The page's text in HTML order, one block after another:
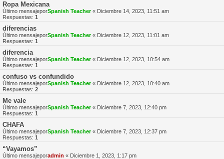
Ropa Mexicana
Último mensajeporSpanish Teacher« Diciembre 14, 2023, 11:51 am
Respuestas: 1
diferencias
Último mensajeporSpanish Teacher« Diciembre 12, 2023, 11:01 am
Respuestas: 1
diferencia
Último mensajeporSpanish Teacher« Diciembre 12, 2023, 10:54 am
Respuestas: 1
confuso vs confundido
Último mensajeporSpanish Teacher« Diciembre 12, 2023, 10:40 am
Respuestas: 2
Me vale
Último mensajeporSpanish Teacher« Diciembre 7, 2023, 12:40 pm
Respuestas: 1
CHAFA
Último mensajeporSpanish Teacher« Diciembre 7, 2023, 12:37 pm
Respuestas: 1
“Vayamos”
Último mensajeporadmin « Diciembre 1, 2023, 1:17 pm